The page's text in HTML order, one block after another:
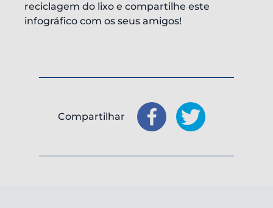
reciclagem do lixo e compartilhe este
infográfico com os seus amigos!
Compartilhar
CompartilharCompartilhar